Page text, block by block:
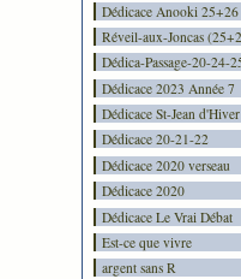
Dédicace Anooki 25+26
Réveil-aux-Joncas
Dédica-Passage-20-24-
Dédicace 2023 Année 7
Dédicace St-Jean d'Hiver
Dédicace 20-21-22
Dédicace 2020 verseau
Dédicace 2020
Dédicace Le Vrai Débat
Est-ce que vivre
argent sans R